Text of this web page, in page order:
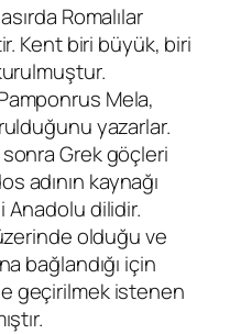
Romalılar
Kent biri büyük, biri
Mela,
yazarlar.
sonra Grek göçleri
adının kaynağı
dilidir.
olduğu ve
bağlandığı için
geçirilmek istenen